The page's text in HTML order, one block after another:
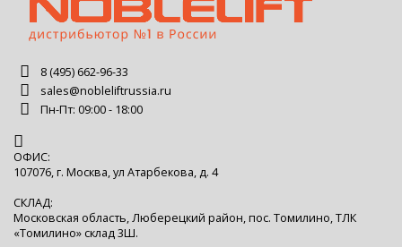
8 (495) 662-96-33
sales@nobleliftrussia.ru
Пн-Пт: 09:00 - 18:00
ОФИС:
107076, г. Москва, ул Атарбекова, д. 4
СКЛАД:
Московская область, Люберецкий район, пос. Томилино, ТЛК
«Томилино» склад 3Ш.